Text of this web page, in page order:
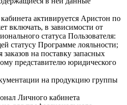
активируется Аристон по
включать, в зависимости от
статуса Пользователя:
статусу Программе лояльности;
на поставку запасных
представителю юридического
на продукцию группы
Личного кабинета